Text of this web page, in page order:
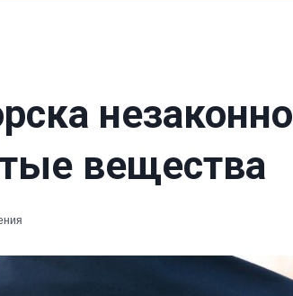
незаконно
вещества